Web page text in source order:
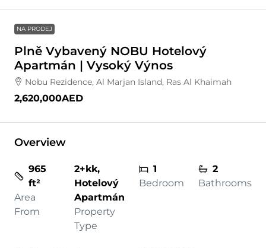
NA PRODEJ
Plně Vybavený NOBU Hotelový
Apartmán | Vysoký Výnos
Nobu Rezidence, Al Marjan Island, Ras Al Khaimah
2,620,000AED
Overview
965
ft²
Area
From
2+kk,
Hotelový
Apartmán
Property
Type
1
Bedroom
2
Bathrooms